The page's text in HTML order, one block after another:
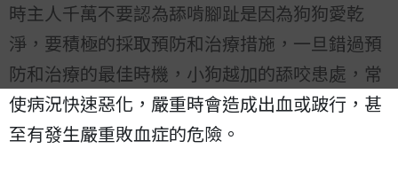
時主人千萬不要認為舔啃腳趾是因為狗狗愛乾
淨，要積極的採取預防和治療措施，一旦錯過預
防和治療的最佳時機，小狗越加的舔咬患處，常
使病況快速惡化，嚴重時會造成出血或跛行，甚
至有發生嚴重敗血症的危險。